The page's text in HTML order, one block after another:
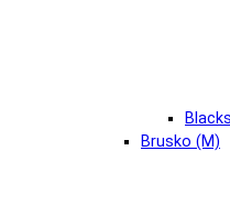
Brusko (М)